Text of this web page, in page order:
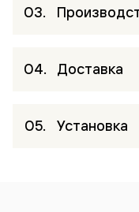
Доставка
Установка